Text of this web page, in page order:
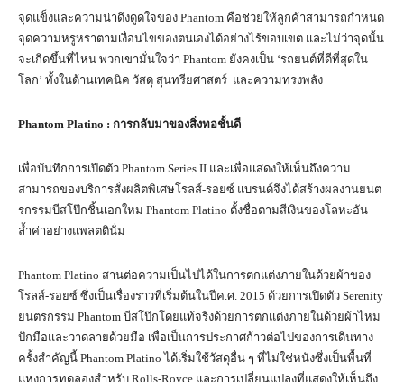
จุดแข็งและความน่าดึงดูดใจของ Phantom คือช่วยให้ลูกค้าสามารถกำหนด
จุดความหรูหราตามเงื่อนไขของตนเองได้อย่างไร้ขอบเขต และไม่ว่าจุดนั้น
จะเกิดขึ้นที่ไหน พวกเขามั่นใจว่า Phantom ยังคงเป็น ‘รถยนต์ที่ดีที่สุดใน
โลก’ ทั้งในด้านเทคนิค วัสดุ สุนทรียศาสตร์ และความทรงพลัง
Phantom Platino : การกลับมาของสิ่งทอชั้นดี
เพื่อบันทึกการเปิดตัว Phantom Series II และเพื่อแสดงให้เห็นถึงความ
สามารถของบริการสั่งผลิตพิเศษโรลส์-รอยซ์ แบรนด์จึงได้สร้างผลงานยนต
รกรรมบีสโป๊กชิ้นเอกใหม่ Phantom Platino ตั้งชื่อตามสีเงินของโลหะอัน
ล้ำค่าอย่างแพลตตินั่ม
Phantom Platino สานต่อความเป็นไปได้ในการตกแต่งภายในด้วยผ้าของ
โรลส์-รอยซ์ ซึ่งเป็นเรื่องราวที่เริ่มต้นในปีค.ศ. 2015 ด้วยการเปิดตัว Serenity
ยนตรกรรม Phantom บีสโป๊กโดยแท้จริงด้วยการตกแต่งภายในด้วยผ้าไหม
ปักมือและวาดลายด้วยมือ เพื่อเป็นการประกาศก้าวต่อไปของการเดินทาง
ครั้งสำคัญนี้ Phantom Platino ได้เริ่มใช้วัสดุอื่น ๆ ที่ไม่ใช่หนังซึ่งเป็นพื้นที่
แห่งการทดลองสำหรับ Rolls-Royce และการเปลี่ยนแปลงที่แสดงให้เห็นถึง